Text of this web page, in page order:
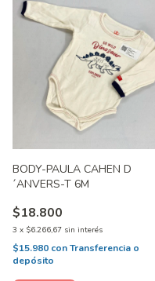
BODY-PAULA CAHEN D
´ANVERS-T 6M
$18.800
3 x $6.266,67 sin interés
$15.980 conTransferencia o
depósito